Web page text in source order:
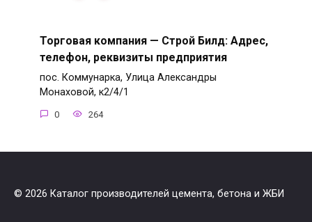
Торговая компания — Строй Билд: Адрес,
телефон, реквизиты предприятия
пос. Коммунарка, Улица Александры
Монаховой, к2/4/1
0 264
© 2026 Каталог производителей цемента, бетона и ЖБИ